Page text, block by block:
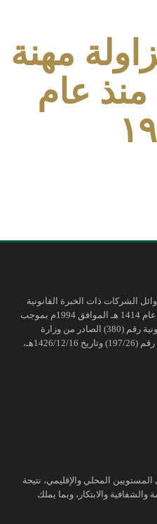
مهنة
منذ عام
الشركات ذات الخبرة القانونية
المتخصصة في المملكة حيث تأسست عام 1414 هـ الموافق 1994م بموجب
ترخيص مزاولة مهنة الاستشارات القانونية رقم (380) الصادر من وزارة
12/16هـ،
المحلي والإقليمي، نتيجة
والشفافية والابتكار، وبما يملك